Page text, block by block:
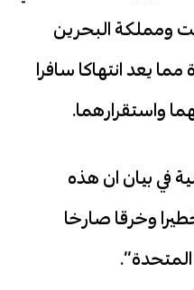
ومملكة البحرين
يعد انتهاكا سافرا
واستقرارهما.
في بيان ان هذه
وخرقا صارخا
المتحدة”.